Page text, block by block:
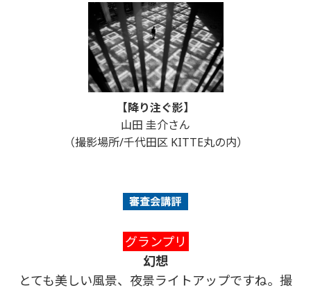
【降り注ぐ影】
山田 圭介さん
（撮影場所/千代田区 KITTE丸の内）
グランプリ
幻想
とても美しい風景、夜景ライトアップですね。撮